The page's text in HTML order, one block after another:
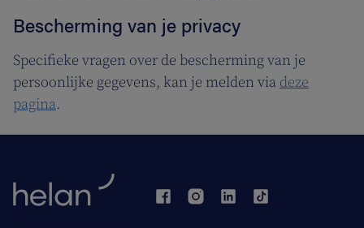
Bescherming van je privacy
Specifieke vragen over de bescherming van je
persoonlijke gegevens, kan je melden via deze
pagina.